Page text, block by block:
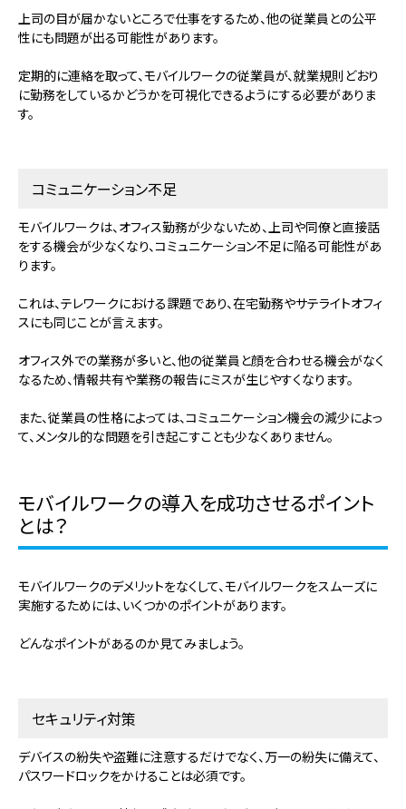
上司の目が届かないところで仕事をするため、他の従業員との公平
性にも問題が出る可能性があります。
定期的に連絡を取って、モバイルワークの従業員が、就業規則どおり
に勤務をしているかどうかを可視化できるようにする必要がありま
す。
コミュニケーション不足
モバイルワークは、オフィス勤務が少ないため、上司や同僚と直接話
をする機会が少なくなり、コミュニケーション不足に陥る可能性があ
ります。
これは、テレワークにおける課題であり、在宅勤務やサテライトオフィ
スにも同じことが言えます。
オフィス外での業務が多いと、他の従業員と顔を合わせる機会がなく
なるため、情報共有や業務の報告にミスが生じやすくなります。
また、従業員の性格によっては、コミュニケーション機会の減少によっ
て、メンタル的な問題を引き起こすことも少なくありません。
モバイルワークの導入を成功させるポイント
とは？
モバイルワークのデメリットをなくして、モバイルワークをスムーズに
実施するためには、いくつかのポイントがあります。
どんなポイントがあるのか見てみましょう。
セキュリティ対策
デバイスの紛失や盗難に注意するだけでなく、万一の紛失に備えて、
パスワードロックをかけることは必須です。